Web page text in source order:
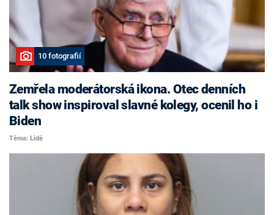
10 fotografií
Zemřela moderátorská ikona. Otec denních
talk show inspiroval slavné kolegy, ocenil ho i
Biden
Téma: Lidé